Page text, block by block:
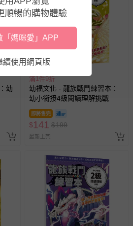
幼
滿1件9折
幼福文化 - 龍族戰鬥練習本：
幼小銜接4級閱讀理解挑戰
即將售完
$141 $199
最新上架
順暢的購物體驗
「媽咪愛」APP
續使用網頁版